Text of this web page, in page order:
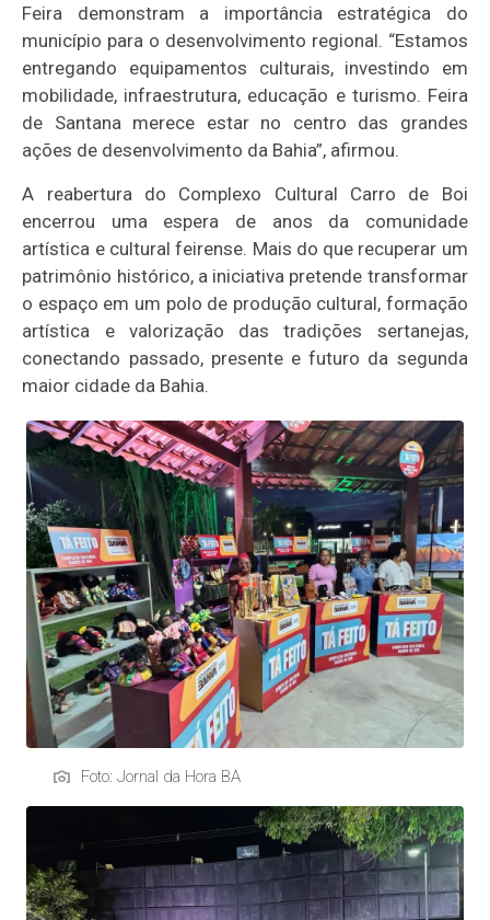
Feira demonstram a importância estratégica do
município para o desenvolvimento regional. “Estamos
entregando equipamentos culturais, investindo em
mobilidade, infraestrutura, educação e turismo. Feira
de Santana merece estar no centro das grandes
ações de desenvolvimento da Bahia”, afirmou.
A reabertura do Complexo Cultural Carro de Boi
encerrou uma espera de anos da comunidade
artística e cultural feirense. Mais do que recuperar um
patrimônio histórico, a iniciativa pretende transformar
o espaço em um polo de produção cultural, formação
artística e valorização das tradições sertanejas,
conectando passado, presente e futuro da segunda
maior cidade da Bahia.
Foto: Jornal da Hora BA